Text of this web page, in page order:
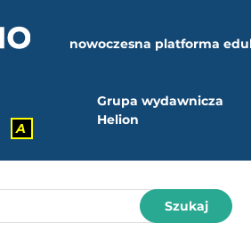
nowoczesna platforma
A
Grupa wydawnicza
Helion
Szukaj